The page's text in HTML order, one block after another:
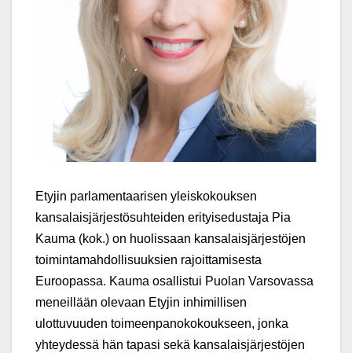
Etyjin parlamentaarisen yleiskokouksen
kansalaisjärjestösuhteiden erityisedustaja Pia
Kauma (kok.) on huolissaan kansalaisjärjestöjen
toimintamahdollisuuksien rajoittamisesta
Euroopassa. Kauma osallistui Puolan Varsovassa
meneillään olevaan Etyjin inhimillisen
ulottuvuuden toimeenpanokokoukseen, jonka
yhteydessä hän tapasi sekä kansalaisjärjestöjen